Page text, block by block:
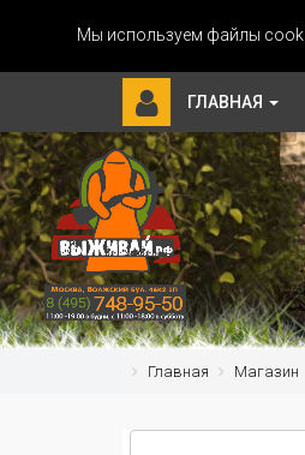
Мы используем файлы
ГЛАВНАЯ
Главная Магазин